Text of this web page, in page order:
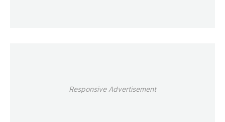
Responsive Advertisement